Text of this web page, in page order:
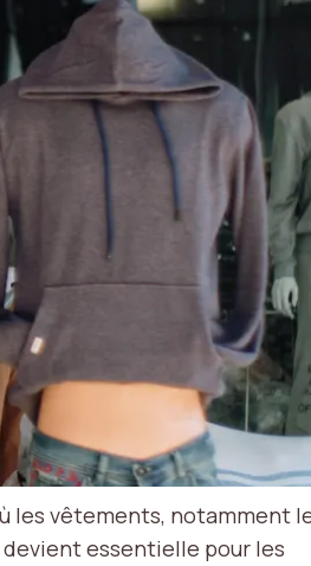
les vêtements, notamment
essentielle pour les